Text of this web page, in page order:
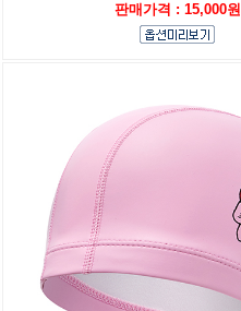
판매가격 : 15,000원